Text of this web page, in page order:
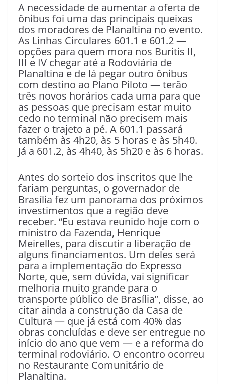
A necessidade de aumentar a oferta de
ônibus foi uma das principais queixas
dos moradores de Planaltina no evento.
As Linhas Circulares 601.1 e 601.2 —
opções para quem mora nos Buritis II,
III e IV chegar até a Rodoviária de
Planaltina e de lá pegar outro ônibus
com destino ao Plano Piloto — terão
três novos horários cada uma para que
as pessoas que precisam estar muito
cedo no terminal não precisem mais
fazer o trajeto a pé. A 601.1 passará
também às 4h20, às 5 horas e às 5h40.
Já a 601.2, às 4h40, às 5h20 e às 6 horas.
Antes do sorteio dos inscritos que lhe
fariam perguntas, o governador de
Brasília fez um panorama dos próximos
investimentos que a região deve
receber. “Eu estava reunido hoje com o
ministro da Fazenda, Henrique
Meirelles, para discutir a liberação de
alguns financiamentos. Um deles será
para a implementação do Expresso
Norte, que, sem dúvida, vai significar
melhoria muito grande para o
transporte público de Brasília”, disse, ao
citar ainda a construção da Casa de
Cultura — que já está com 40% das
obras concluídas e deve ser entregue no
início do ano que vem — e a reforma do
terminal rodoviário. O encontro ocorreu
no Restaurante Comunitário de
Planaltina.